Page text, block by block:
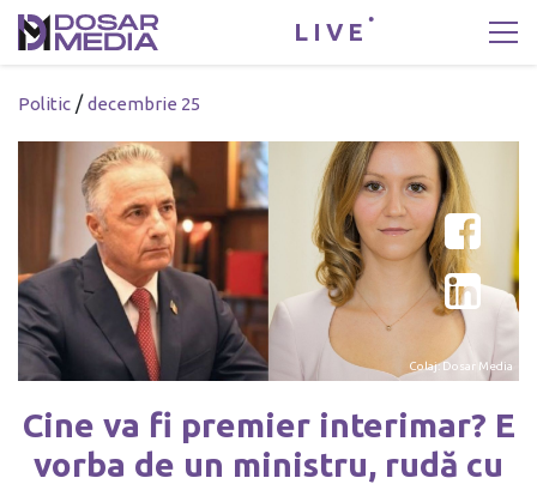
LIVE
Politic /decembrie 25
Colaj: Dosar Media
Cine va fi premier interimar? E
vorba de un ministru, rudă cu